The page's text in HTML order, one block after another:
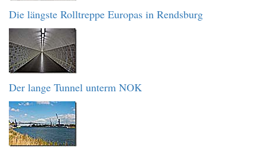
Die längste Rolltreppe Europas in Rendsburg
Der lange Tunnel unterm NOK